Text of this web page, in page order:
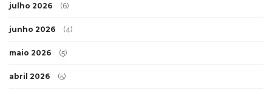
julho 2026 (6)
junho 2026 (4)
maio 2026 (5)
abril 2026 (5)